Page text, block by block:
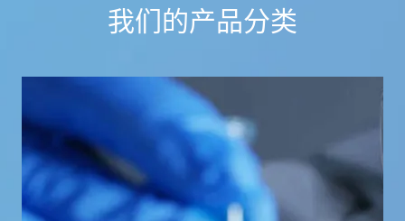
我们的产品分类